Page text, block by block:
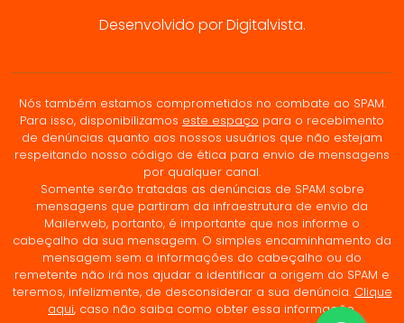
Desenvolvido por Digitalvista.
Nós também estamos comprometidos no combate ao SPAM.
Para isso, disponibilizamos este espaço para o recebimento
de denúncias quanto aos nossos usuários que não estejam
respeitando nosso código de ética para envio de mensagens
por qualquer canal.
Somente serão tratadas as denúncias de SPAM sobre
mensagens que partiram da infraestrutura de envio da
Mailerweb, portanto, é importante que nos informe o
cabeçalho da sua mensagem. O simples encaminhamento da
mensagem sem a informações do cabeçalho ou do
remetente não irá nos ajudar a identificar a origem do SPAM e
teremos, infelizmente, de desconsiderar a sua denúncia. Clique
aqui, caso não saiba como obter essa informação.